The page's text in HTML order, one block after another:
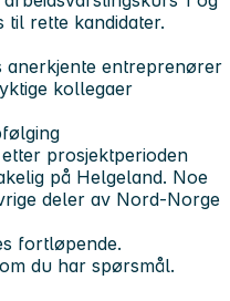
rette kandidater.
anerkjente entreprenører
kollegaer
prosjektperioden
på Helgeland. Noe
deler av Nord-Norge
fortløpende.
du har spørsmål.